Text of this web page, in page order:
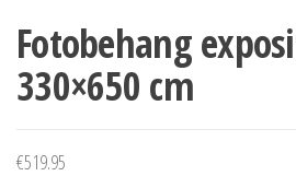
Fotobehang
330×650 cm
€519.95